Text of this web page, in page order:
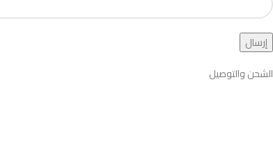
الشحن والتوصيل